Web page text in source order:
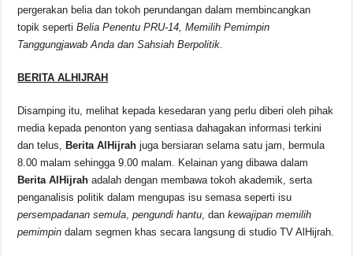
pergerakan belia dan tokoh perundangan dalam membincangkan
topik sepertiBelia Penentu PRU-14, Memilih Pemimpin
Tanggungjawab Anda dan Sahsiah Berpolitik.
BERITA ALHIJRAH
Disamping itu, melihat kepada kesedaran yang perlu diberi oleh pihak
media kepada penonton yang sentiasa dahagakan informasi terkini
dan telus, Berita AlHijrah juga bersiaran selama satu jam, bermula
8.00 malam sehingga 9.00 malam. Kelainan yang dibawa dalam
Berita AlHijrahadalah dengan membawa tokoh akademik, serta
penganalisis politik dalam mengupas isu semasa seperti isu
persempadanan semula,pengundi hantu, dankewajipan memilih
pemimpindalam segmen khas secara langsung di studio TV AlHijrah.